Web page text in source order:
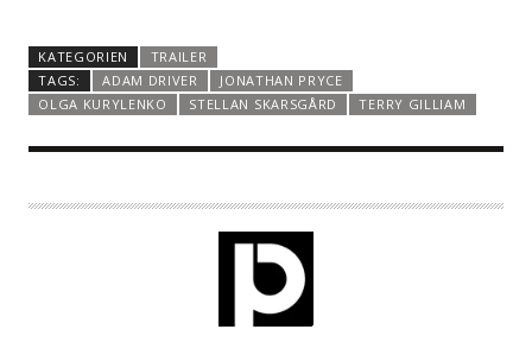
KATEGORIEN
TRAILER
TAGS:
ADAM DRIVER
JONATHAN PRYCE
OLGA KURYLENKO
STELLAN SKARSGÅRD TERRY GILLIAM